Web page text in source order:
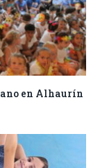
en Alhaurín